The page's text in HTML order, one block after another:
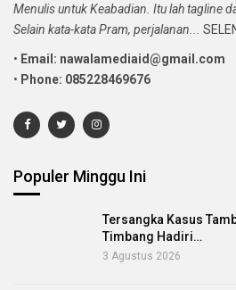
Menulis untuk Keabadian. Itu lah tagline
Selain kata-kata Pram, perjalanan...
• Email: nawalamediaid@gmail.com
• Phone: 085228469676
Populer Minggu Ini
Tersangka Kasus
Timbang Hadiri…
3 Agustus 2026